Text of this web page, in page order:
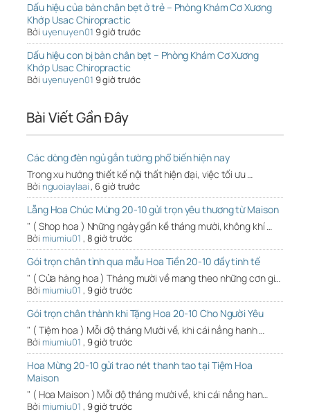
Dấu hiệu của bàn chân bẹt ở trẻ – Phòng Khám Cơ Xương
Khớp Usac Chiropractic
Bởi uyenuyen01 9 giờ trước
Dấu hiệu con bị bàn chân bẹt – Phòng Khám Cơ Xương
Khớp Usac Chiropractic
Bởi uyenuyen01 9 giờ trước
Bài Viết Gần Đây
Các dòng đèn ngủ gắn tường phổ biến hiện nay
Trong xu hướng thiết kế nội thất hiện đại, việc tối ưu …
Bởi nguoiaylaai, 6 giờ trước
Lẵng Hoa Chúc Mừng 20-10 gửi trọn yêu thương từ Maison
" ( Shop hoa ) Những ngày gần kề tháng mười, không khí …
Bởi miumiu01 , 8 giờ trước
Gói trọn chân tình qua mẫu Hoa Tiền 20-10 đầy tinh tế
" ( Cửa hàng hoa ) Tháng mười về mang theo những cơn gi…
Bởi miumiu01 , 9 giờ trước
Gói trọn chân thành khi Tặng Hoa 20-10 Cho Người Yêu
" ( Tiệm hoa ) Mỗi độ tháng Mười về, khi cái nắng hanh …
Bởi miumiu01 , 9 giờ trước
Hoa Mừng 20-10 gửi trao nét thanh tao tại Tiệm Hoa
Maison
" ( Hoa Maison ) Mỗi độ tháng mười về, khi cái nắng han…
Bởi miumiu01 , 9 giờ trước